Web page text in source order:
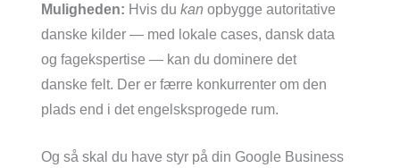
Muligheden: Hvis du kan opbygge autoritative
danske kilder — med lokale cases, dansk data
og fagekspertise — kan du dominere det
danske felt. Der er færre konkurrenter om den
plads end i det engelsksprogede rum.
Og så skal du have styr på din Google Business